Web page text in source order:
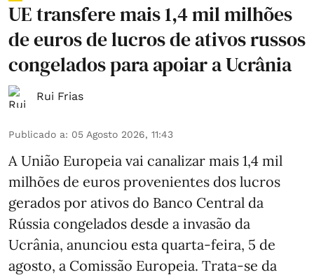
UE transfere mais 1,4 mil milhões
de euros de lucros de ativos russos
congelados para apoiar a Ucrânia
Rui Frias
Publicado a: 05 Agosto 2026, 11:43
A União Europeia vai canalizar mais 1,4 mil
milhões de euros provenientes dos lucros
gerados por ativos do Banco Central da
Rússia congelados desde a invasão da
Ucrânia, anunciou esta quarta-feira, 5 de
agosto, a Comissão Europeia. Trata-se da